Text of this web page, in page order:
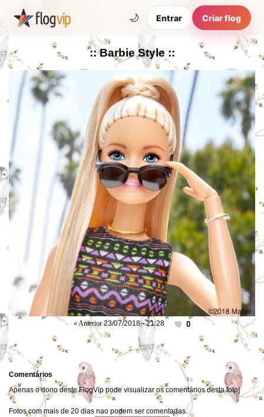
🌙 Entrar Criar flog
:: Barbie Style ::
« Anterior23/07/2018 - 21:28 0
Comentários
Apenas o dono deste FlogVip pode visualizar os comentários desta foto!
Fotos com mais de 20 dias nao podem ser comentadas.